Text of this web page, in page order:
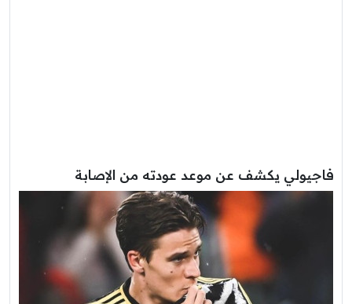
فاجيولي يكشف عن موعد عودته من الإصابة